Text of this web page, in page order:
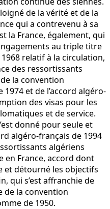
de la vérité et de la
qui a contrevenu à sa
la France, également, qui
au triple titre
relatif à la circulation,
des ressortissants
la convention
et de l’accord algéro-
des visas pour les
et de service.
donné pour seule et
algéro-français de 1994
algériens
en France, accord dont
et détourné les objectifs
qui s’est affranchie de
de la convention
de 1950.